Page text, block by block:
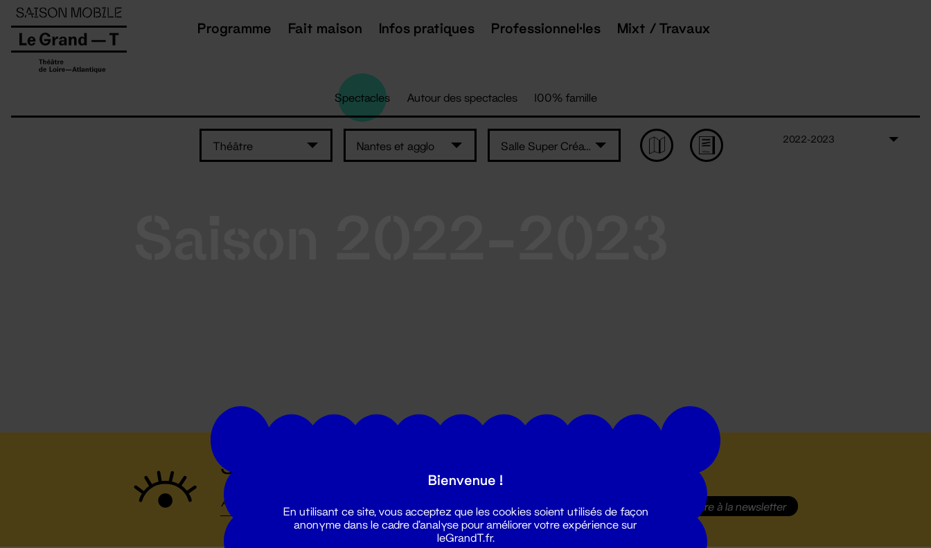
Programme Fait maison Infos pratiques Professionnel·les Mixt / Travaux
Spectacles Autour des spectacles 100% famille
Théâtre Nantes et agglo Salle Super Création
2022-2023
Suivez toutes les actualités du Grand T :
S'inscrire à la newsletter
Panneau de gestion des cookies
Bienvenue !
En utilisant ce site, vous acceptez que les cookies soient utilisés de façon
anonyme dans le cadre d'analyse pour améliorer votre expérience sur
leGrandT.fr.